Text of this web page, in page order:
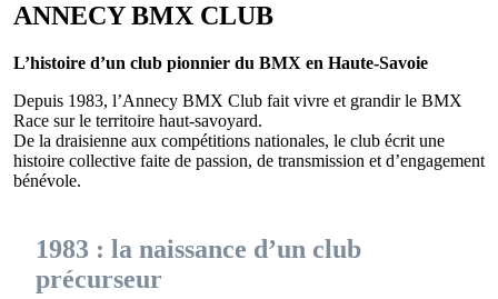
ANNECY BMX CLUB
L’histoire d’un club pionnier du BMX en Haute-Savoie
Depuis 1983, l’Annecy BMX Club fait vivre et grandir le BMX
Race sur le territoire haut-savoyard.
De la draisienne aux compétitions nationales, le club écrit une
histoire collective faite de passion, de transmission et d’engagement
bénévole.
1983 : la naissance d’un club
précurseur